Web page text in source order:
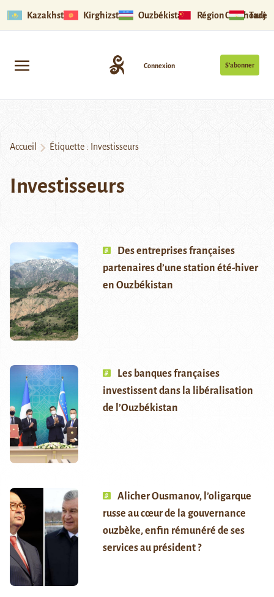
Kazakhstan Kirghizstan Ouzbékistan Région Ouïghoure
S’abonner
Connexion
Accueil Étiquette : Investisseurs
Investisseurs
Des entreprises françaises
partenaires d’une station été-hiver
en Ouzbékistan
Les banques françaises
investissent dans la libéralisation
de l’Ouzbékistan
Alicher Ousmanov, l’oligarque
russe au cœur de la gouvernance
ouzbèke, enfin rémunéré de ses
services au président ?